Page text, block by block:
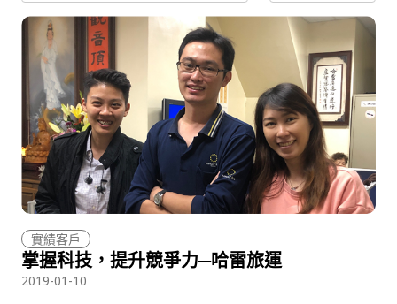
實績客戶
掌握科技，提升競爭力─哈雷旅運
2019-01-10